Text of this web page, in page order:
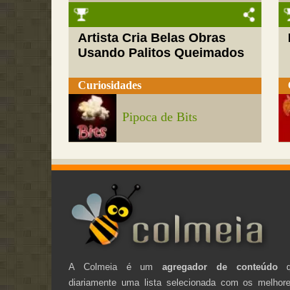
Artista Cria Belas Obras
Usando Palitos Queimados
Curiosidades
Pipoca de Bits
A Colmeia é umagregador de conteúdo
diariamente uma lista selecionada com os